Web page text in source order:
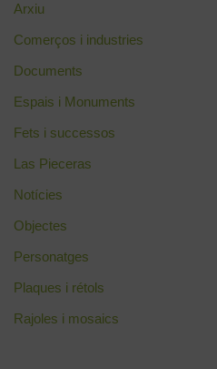
Arxiu
Comerços i industries
Documents
Espais i Monuments
Fets i successos
Las Pieceras
Notícies
Objectes
Personatges
Plaques i rétols
Rajoles i mosaics